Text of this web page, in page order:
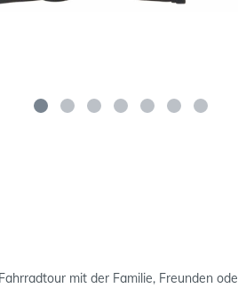
mit der Familie, Freunden